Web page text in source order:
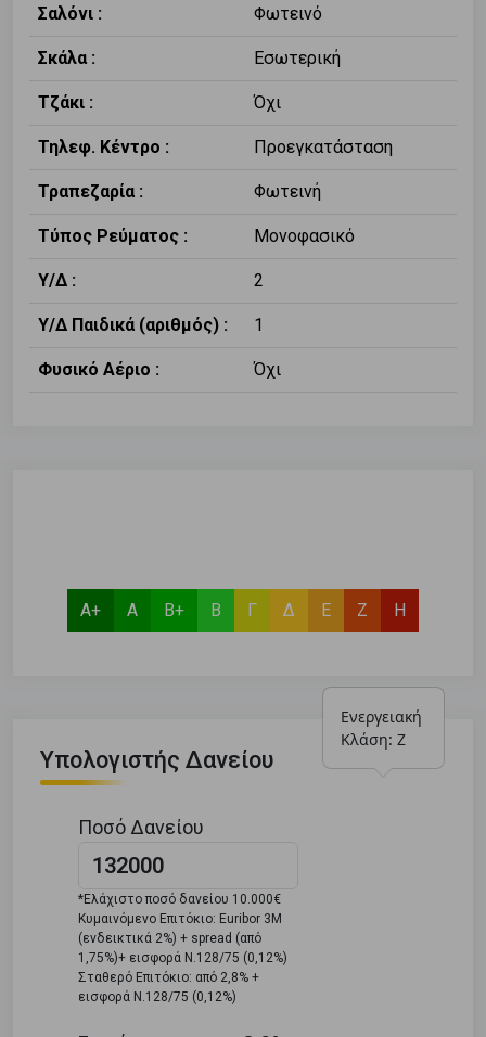
Σαλόνι : Φωτεινό
Σκάλα : Εσωτερική
Τζάκι : Όχι
Τηλεφ. Κέντρο : Προεγκατάσταση
Τραπεζαρία : Φωτεινή
Τύπος Ρεύματος : Μονοφασικό
Υ/Δ : 2
Υ/Δ Παιδικά (αριθμός) : 1
Φυσικό Αέριο : Όχι
Α+ Α Β+ Β Γ Δ Ε Ζ
Ενεργειακή
Κλάση: Ζ
Η
Υπολογιστής Δανείου
Ποσό Δανείου
*Ελάχιστο ποσό δανείου 10.000€
Κυμαινόμενο Επιτόκιο: Euribor 3M
(ενδεικτικά 2%) + spread (από
1,75%)+ εισφορά Ν.128/75 (0,12%)
Σταθερό Επιτόκιο: από 2,8% +
εισφορά Ν.128/75 (0,12%)